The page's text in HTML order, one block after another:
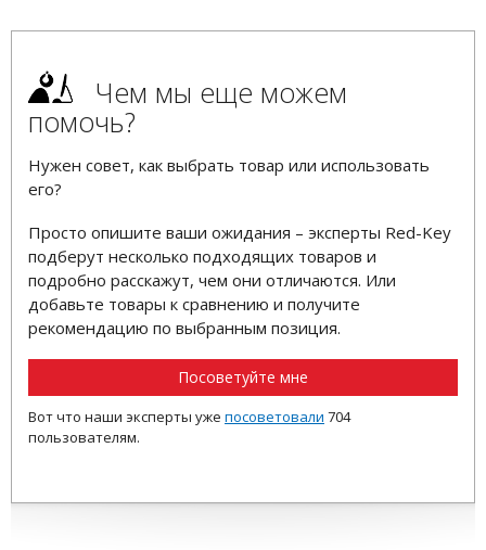
Чем мы еще можем
помочь?
Нужен совет, как выбрать товар или использовать
его?
Просто опишите ваши ожидания – эксперты Red-Key
подберут несколько подходящих товаров и
подробно расскажут, чем они отличаются. Или
добавьте товары к сравнению и получите
рекомендацию по выбранным позиция.
Посоветуйте мне
Вот что наши эксперты уже посоветовали 704
пользователям.